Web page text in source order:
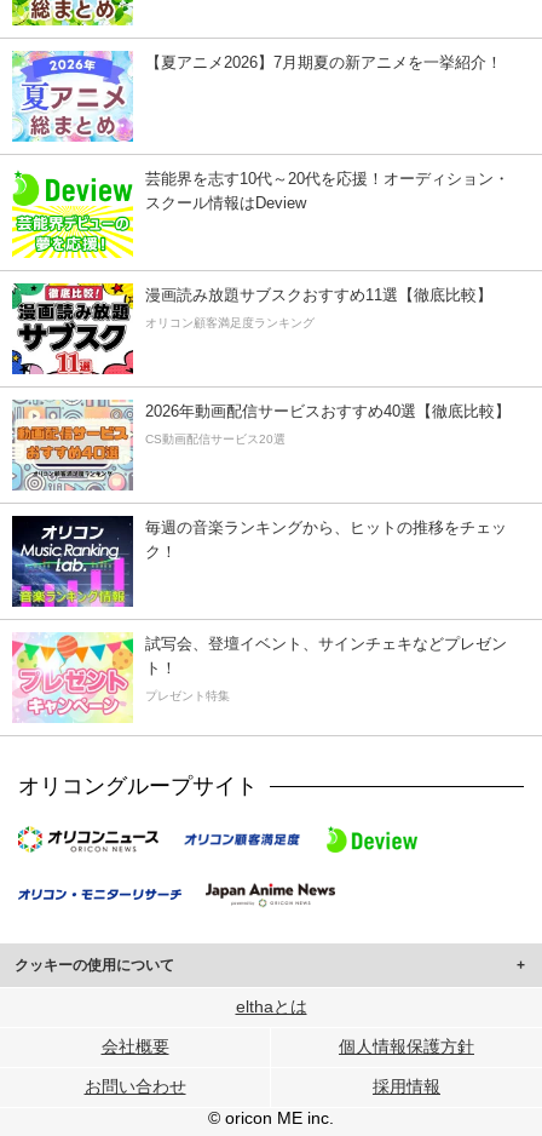
【夏アニメ2026】7月期夏の新アニメを一挙紹介！
芸能界を志す10代～20代を応援！オーディション・
スクール情報はDeview
漫画読み放題サブスクおすすめ11選【徹底比較】
オリコン顧客満足度ランキング
2026年動画配信サービスおすすめ40選【徹底比較】
CS動画配信サービス20選
毎週の音楽ランキングから、ヒットの推移をチェッ
ク！
試写会、登壇イベント、サインチェキなどプレゼン
ト！
プレゼント特集
オリコングループサイト
クッキーの使用について
このサイトでは Cookie を使用して、ユーザーに合わせたコンテンツや広告の
行っています。
メディアや広告配信、データ解析の各パートナーに提供しています。
各パートナーは、この情報とユーザーが各パートナーに提供した他の情報や、
ユーザーが各パートナーのサービスを使用したときに収集した他の情報を組み
elthaとは
会社概要 個人情報保護方針
お問い合わせ
採用情報
© oricon ME inc.